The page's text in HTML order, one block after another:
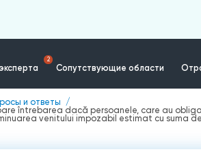
2
Сопутствующие области
и ответы
întrebarea dacă persoanele, care au
venitului impozabil estimat cu suma